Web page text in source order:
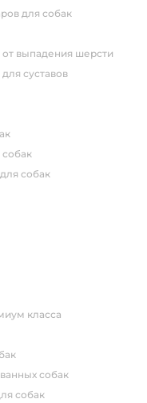
для собак
от выпадения шерсти
суставов
собак
для собак
класса
собак
собак